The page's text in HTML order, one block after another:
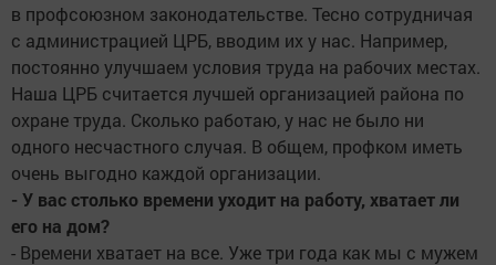
в профсоюзном законодательстве. Тесно сотрудничая
с администрацией ЦРБ, вводим их у нас. Например,
постоянно улучшаем условия труда на рабочих местах.
Наша ЦРБ считается лучшей организацией района по
охране труда. Сколько работаю, у нас не было ни
одного несчастного случая. В общем, профком иметь
очень выгодно каждой организации.
- У вас столько времени уходит на работу, хватает ли
его на дом?
- Времени хватает на все. Уже три года как мы с мужем